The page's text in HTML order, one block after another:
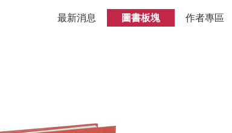
最新消息 圖書板塊 作者專區